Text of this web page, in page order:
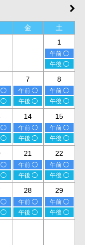
金
土
1
午前 ◯
午後 ◯
◯
◯
7
午前 ◯
午後 ◯
8
午前 ◯
午後 ◯
◯
◯
14
午前 ◯
午後 ◯
15
午前 ◯
午後 ◯
◯
◯
21
午前 ◯
午後 ◯
22
午前 ◯
午後 ◯
◯
◯
28
午前 ◯
午後 ◯
29
午前 ◯
午後 ◯